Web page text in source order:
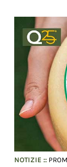
NOTIZIE ::